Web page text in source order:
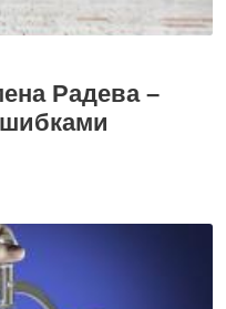
Радева –